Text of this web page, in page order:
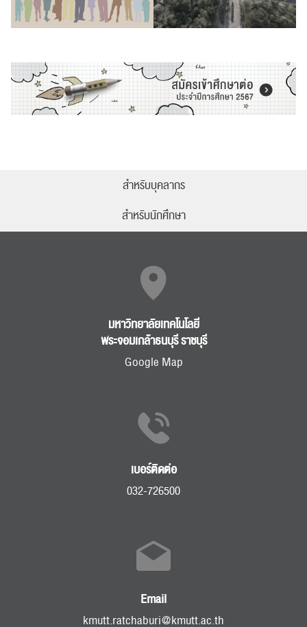
สำหรับบุคลากร
สำหรับนักศึกษา
มหาวิทยาลัยเทคโนโลยี
พระจอมเกล้าธนบุรี ราชบุรี
Google Map
เบอร์ติดต่อ
032-726500
Email
kmutt.ratchaburi@kmutt.ac.th